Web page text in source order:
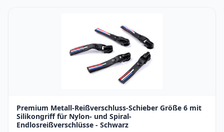
Premium Metall-Reißverschluss-Schieber Größe 6 mit
Silikongriff für Nylon- und Spiral-
Endlosreißverschlüsse - Schwarz